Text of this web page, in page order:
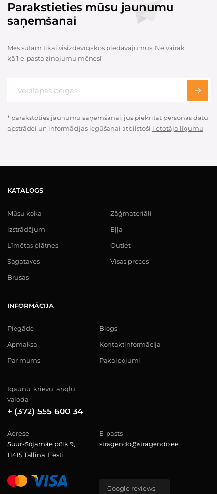
Parakstieties mūsu jaunumu
saņemšanai
Mēs sūtam tikai visizdevīgākos piedāvājumus. Ne vairāk
kā 1 e-pasta ziņojumu mēnesī
* parakstoties jaunumu saņemšanai, jūs piekrītat personas datu
apstrādei un informācijas iegūšanai atbilstoši lietotāja līgumu
KATALOGS
Mūsu koka
izstrādājumi
Līmētas plātnes
Sagataves
Brusas
Zāģmateriāli
Eļļa
Outlet
Visas preces
INFORMĀCIJA
Piegāde
Apmaksa
Par mums
Blogs
Kontaktinformācija
Pakalpojumi
Igauņu, krievu, angļu
valoda
+ (372) 555 600 34
Adrese
Suur-Sõjamäe põik 9,
11415 Tallina, Eesti
E-pasts
stragendo@stragendo.ee
Google reviews